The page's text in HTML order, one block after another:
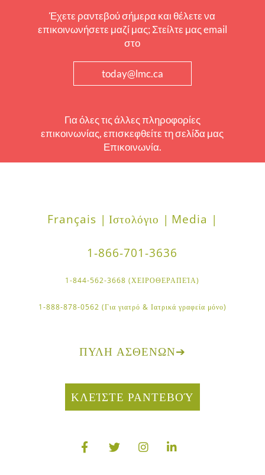
Έχετε ραντεβού σήμερα και θέλετε να
επικοινωνήσετε μαζί μας; Στείλτε μας email
στο
today@lmc.ca
Για όλες τις άλλες πληροφορίες
επικοινωνίας, επισκεφθείτε τη σελίδα μας
Επικοινωνία.
Français | Ιστολόγιο | Media |
1-866-701-3636
1-844-562-3668 (ΧΕΙΡΟΘΕΡΑΠΕΊΑ)
1-888-878-0562 (Για γιατρό & Ιατρικά γραφεία μόνο)
ΠΎΛΗ ΑΣΘΕΝΏΝ➔
ΚΛΕΊΣΤΕ ΡΑΝΤΕΒΟΎ